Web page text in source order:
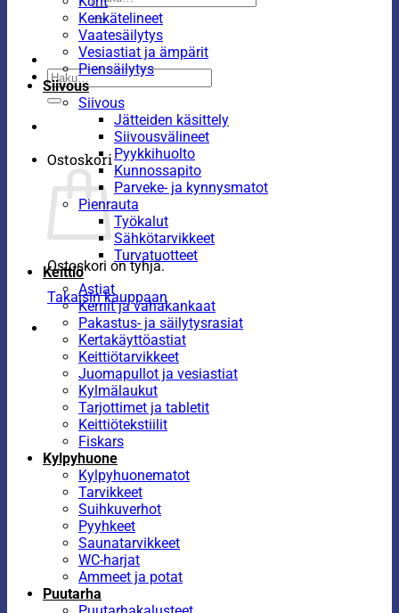
Etsi:
Ostoskori
Ostoskori on tyhjä.
Takaisin kauppaan
Kenkätelineet
Vaatesäilytys
Vesiastiat ja ämpärit
Piensäilytys
Siivous
Siivous
Jätteiden käsittely
Siivousvälineet
Pyykkihuolto
Kunnossapito
Parveke- ja kynnysmatot
Pienrauta
Työkalut
Sähkötarvikkeet
Turvatuotteet
Keittiö
Astiat
Kernit ja vahakankaat
Pakastus- ja säilytysrasiat
Kertakäyttöastiat
Keittiötarvikkeet
Juomapullot ja vesiastiat
Kylmälaukut
Tarjottimet ja tabletit
Keittiötekstiilit
Fiskars
Kylpyhuone
Kylpyhuonematot
Tarvikkeet
Suihkuverhot
Pyyhkeet
Saunatarvikkeet
WC-harjat
Ammeet ja potat
Puutarha